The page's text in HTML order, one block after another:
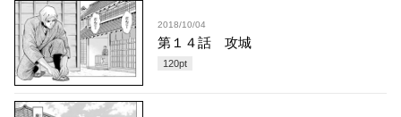
2018/10/04
第１４話 攻城
120pt